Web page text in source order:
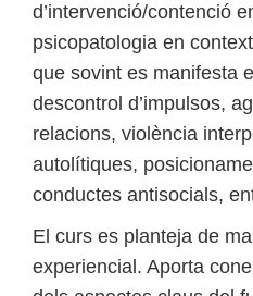
d’intervenció/contenció
psicopatologia en
que sovint es manifesta
descontrol d’impulsos,
relacions, violència
autolítiques,
conductes antisocials,
El curs es planteja de
experiencial. Aporta